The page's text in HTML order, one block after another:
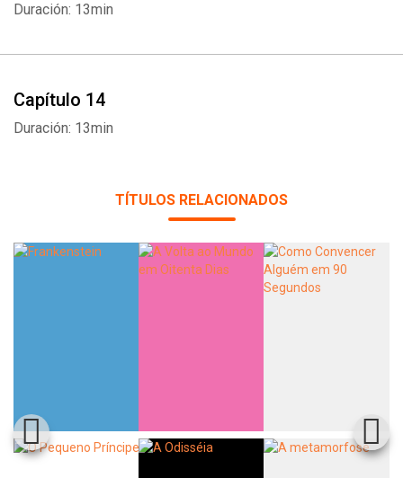
Duración: 13min
Capítulo 14
Duración: 13min
TÍTULOS RELACIONADOS